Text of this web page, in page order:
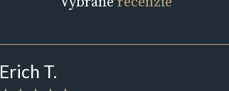
Erich T.